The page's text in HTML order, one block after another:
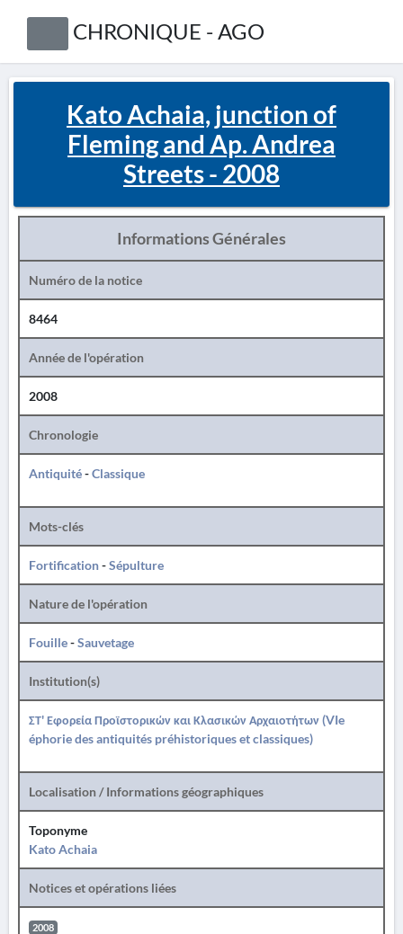
CHRONIQUE - AGO
Kato Achaia, junction of
Fleming and Ap. Andrea
Streets - 2008
Informations Générales
Numéro de la notice
8464
Année de l'opération
2008
Chronologie
Antiquité-Classique
Mots-clés
Fortification-Sépulture
Nature de l'opération
Fouille-Sauvetage
Institution(s)
ΣΤ' Εφορεία Προϊστορικών και Κλασικών Αρχαιοτήτων (VIe
éphorie des antiquités préhistoriques et classiques)
Localisation / Informations géographiques
Toponyme
Kato Achaia
Notices et opérations liées
2008